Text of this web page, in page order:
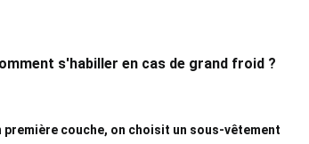
s'habiller en cas de grand froid ?
première couche, on choisit un sous-vêtement